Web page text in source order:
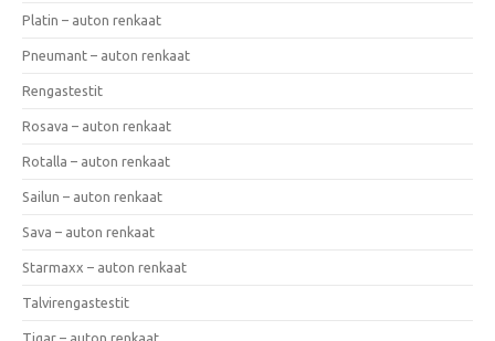
Platin – auton renkaat
Pneumant – auton renkaat
Rengastestit
Rosava – auton renkaat
Rotalla – auton renkaat
Sailun – auton renkaat
Sava – auton renkaat
Starmaxx – auton renkaat
Talvirengastestit
Tigar – auton renkaat